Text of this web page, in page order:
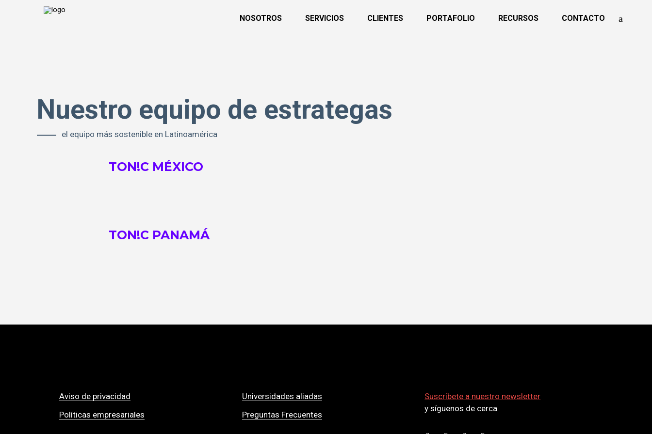
NOSOTROS SERVICIOS CLIENTES PORTAFOLIO RECURSOS CONTACTO
Nuestro equipo de estrategas
el equipo más sostenible en Latinoamérica
TON!C MÉXICO
TON!C PANAMÁ
Aviso de privacidad
Políticas empresariales
Universidades aliadas
Preguntas Frecuentes
Suscríbete a nuestro newsletter
y síguenos de cerca